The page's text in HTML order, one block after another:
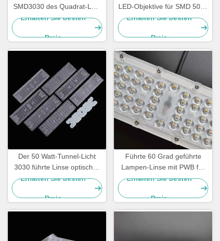
SMD3030 des Quadrat-LED
für Tunnel-Licht
Erhalten Sie besten
Preis
LED-Objektive für SMD 5050
High Bay Light
Schmalstrahlobjektive für
Industrie- und
Lagerbeleuchtung
Erhalten Sie besten
Preis
Der 50 Watt-Tunnel-Licht
3030 führte Linse optisches
PC Material ein 30 Grad-
Erhalten Sie besten
Preis
Führte 60 Grad geführte
Lampen-Linse mit PWB für
Tunnel-Licht Optik-Linsen
Erhalten Sie besten
Preis